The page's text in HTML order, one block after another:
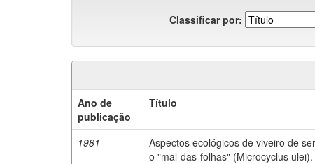
Classificar por:
Ano de
publicação
Título
1981
Aspectos ecológicos de viveiro de
o "mal-das-folhas" (Microcyclus ulei).